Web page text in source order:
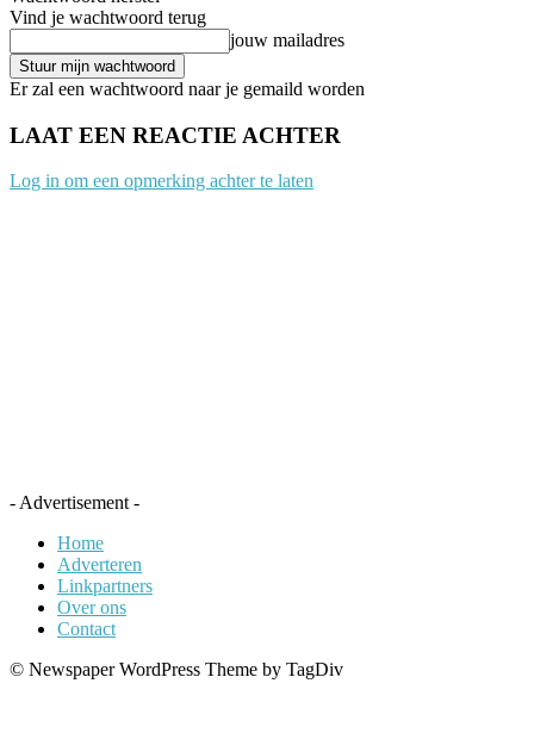
Vind je wachtwoord terug
jouw mailadres
Er zal een wachtwoord naar je gemaild worden
LAAT EEN REACTIE ACHTER
Log in om een opmerking achter te laten
- Advertisement -
Home
Adverteren
Linkpartners
Over ons
Contact
© Newspaper WordPress Theme by TagDiv